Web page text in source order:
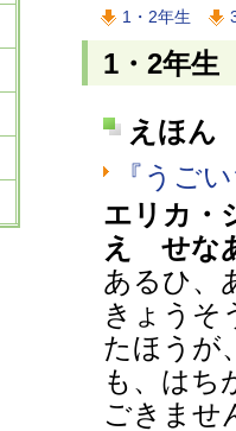
1・2年生
1・2年生
えほん
『うご
エリカ・
え せな
あるひ、
きょうそ
たほうが
も、はち
ごきませ